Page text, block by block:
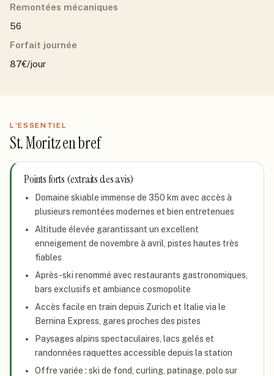
Remontées mécaniques
56
Forfait journée
87€/jour
L'ESSENTIEL
St. Moritzen bref
Points forts (extraits des avis)
Domaine skiable immense de 350 km avec accès à
plusieurs remontées modernes et bien entretenues
Altitude élevée garantissant un excellent
enneigement de novembre à avril, pistes hautes très
fiables
Après-ski renommé avec restaurants gastronomiques,
bars exclusifs et ambiance cosmopolite
Accès facile en train depuis Zurich et Italie via le
Bernina Express, gares proches des pistes
Paysages alpins spectaculaires, lacs gelés et
randonnées raquettes accessible depuis la station
Offre variée : ski de fond, curling, patinage, polo sur